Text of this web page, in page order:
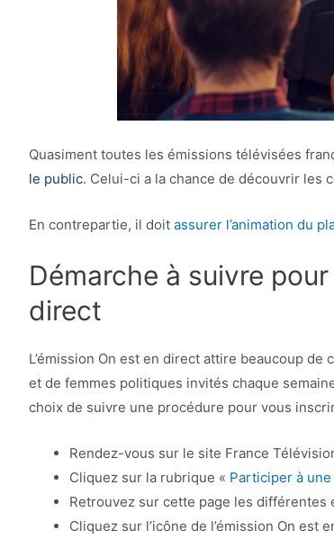
Quasiment toutes les émissions télévisées
le public. Celui-ci a la chance de découvrir les
En contrepartie, il doit assurer l’animation du
Démarche à suivre
direct
L’émission On est en direct attire beaucoup de
et de femmes politiques invités chaque
choix de suivre une procédure pour vous
Rendez-vous sur le site France
Cliquez sur la rubrique « Participer à
Retrouvez sur cette page les
Cliquez sur l’icône de l’émission On est